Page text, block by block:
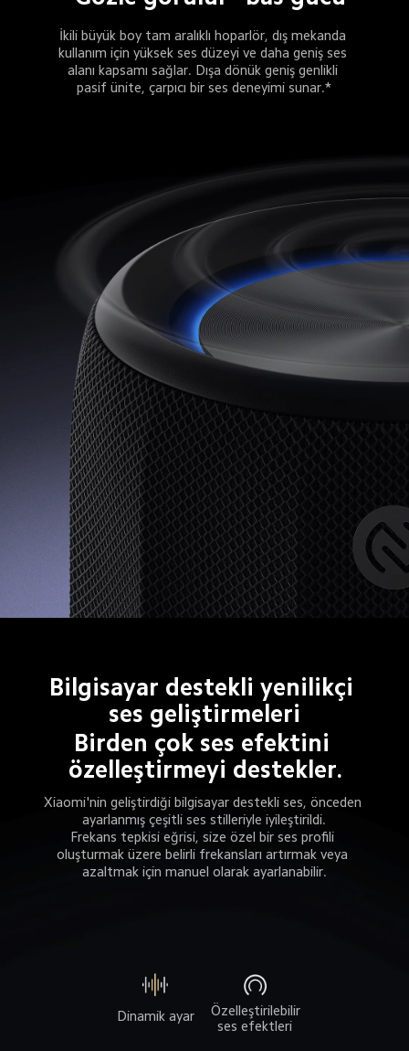
İkili büyük boy tam aralıklı hoparlör, dış mekanda
kullanım için yüksek ses düzeyi ve daha geniş ses
alanı kapsamı sağlar. Dışa dönük geniş genlikli
pasif ünite, çarpıcı bir ses deneyimi sunar.*
Bilgisayar destekli yenilikçi
ses geliştirmeleri
Birden çok ses efektini
özelleştirmeyi destekler.
Xiaomi'nin geliştirdiği bilgisayar destekli ses, önceden
ayarlanmış çeşitli ses stilleriyle iyileştirildi.
Frekans tepkisi eğrisi, size özel bir ses profili
oluşturmak üzere belirli frekansları artırmak veya
azaltmak için manuel olarak ayarlanabilir.
Dinamik ayar
Özelleştirilebilir
ses efektleri